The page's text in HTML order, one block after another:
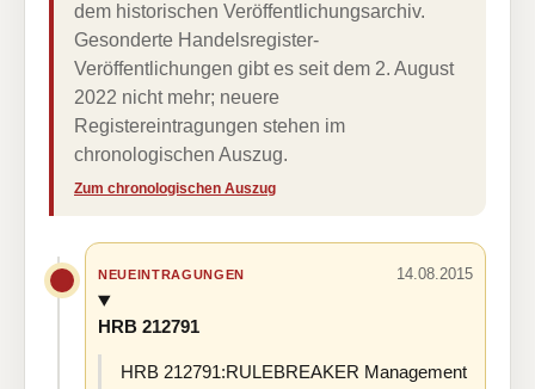
dem historischen Veröffentlichungsarchiv.
Gesonderte Handelsregister-
Veröffentlichungen gibt es seit dem 2. August
2022 nicht mehr; neuere
Registereintragungen stehen im
chronologischen Auszug.
Zum chronologischen Auszug
NEUEINTRAGUNGEN 14.08.2015
HRB 212791
HRB 212791:RULEBREAKER Management